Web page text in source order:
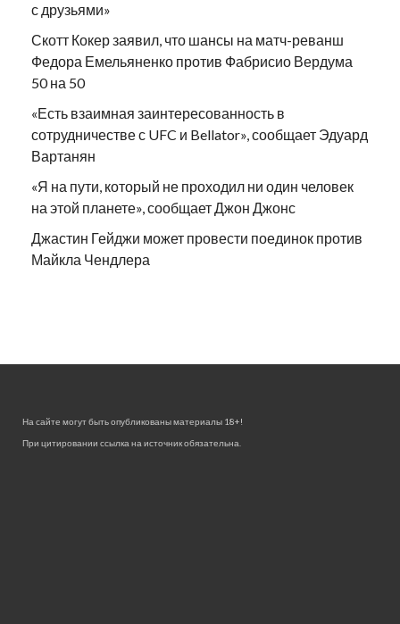
с друзьями»
Скотт Кокер заявил, что шансы на матч-реванш
Федора Емельяненко против Фабрисио Вердума
50 на 50
«Есть взаимная заинтересованность в
сотрудничестве с UFC и Bellator», сообщает Эдуард
Вартанян
«Я на пути, который не проходил ни один человек
на этой планете», сообщает Джон Джонс
Джастин Гейджи может провести поединок против
Майкла Чендлера
На сайте могут быть опубликованы материалы 18+!
При цитировании ссылка на источник обязательна.